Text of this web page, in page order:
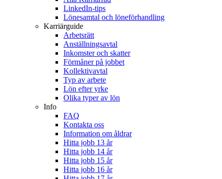
LinkedIn-tips
Lönesamtal och löneförhandling
Karriärguide
Arbetsrätt
Anställningsavtal
Inkomster och skatter
Förmåner på jobbet
Kollektivavtal
Typ av arbete
Lön efter yrke
Olika typer av lön
Info
FAQ
Kontakta oss
Information om åldrar
Hitta jobb 13 år
Hitta jobb 14 år
Hitta jobb 15 år
Hitta jobb 16 år